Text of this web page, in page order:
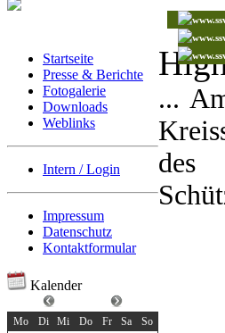
Startseite
Presse & Berichte
Fotogalerie
Downloads
Weblinks
Intern / Login
Impressum
Datenschutz
Kontaktformular
Kalender
Mo
Di Mi Do Fr Sa
So
...
des